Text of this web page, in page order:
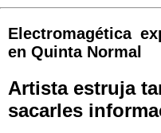
Electromagética
en Quinta Normal
Artista estruja
sacarles